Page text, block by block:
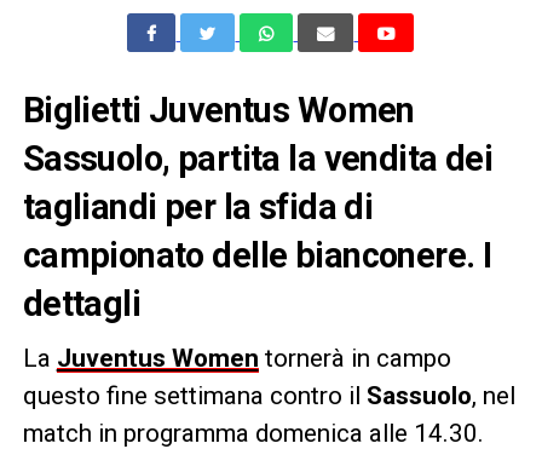
Biglietti Juventus Women
Sassuolo, partita la vendita dei
tagliandi per la sfida di
campionato delle bianconere. I
dettagli
La Juventus Women tornerà in campo
questo fine settimana contro il Sassuolo, nel
match in programma domenica alle 14.30.